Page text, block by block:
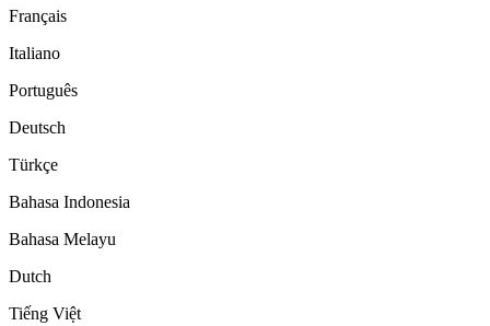
Français
Italiano
Português
Deutsch
Türkçe
Bahasa Indonesia
Bahasa Melayu
Dutch
Tiếng Việt